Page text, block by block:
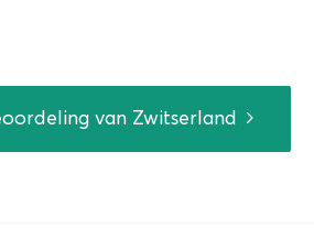
van Zwitserland